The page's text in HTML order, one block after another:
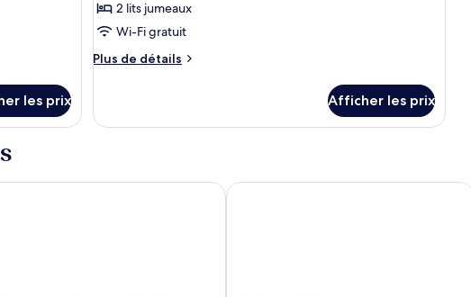
les prix
chambre :
Chambre
simple
2 lits jumeaux
Wi-Fi gratuit
Plus de détails
Plus
Chambre
Afficher les prix
Dan Inn Uberlândia by Nacional InnHotel Parati Minas